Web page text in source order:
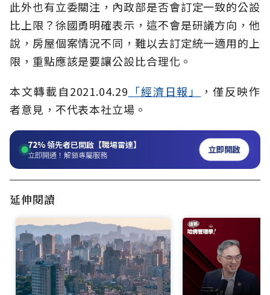
此外也有立委關注，內政部是否會訂定一致的公設
比上限？徐國勇明確表示，這不會是研議方向，他
說，房屋個案情況不同，難以去訂定統一適用的上
限，重點應該是要讓公設比合理化。
本文轉載自2021.04.29 「經濟日報」
，僅反映作
者意見，不代表本社立場。
72%領先者已開啟【職場雷達】
立即開通！解鎖專屬服務 立即開啟
延伸閱讀